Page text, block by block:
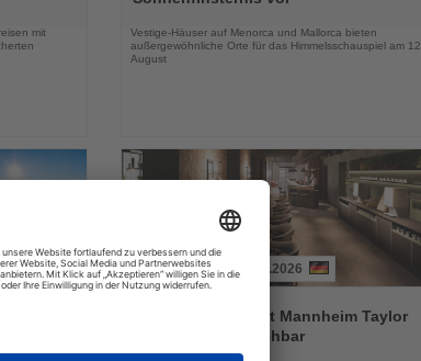
mit
Vestige-Häuser auf Menorca und Mallorca bieten
außergewöhnliche Orte für das Himmelsschauspiel am 12.
August
Lesen
Nachrichten
03.08.2026
Essential by Dorint Mannheim Taylor
Park ab sofort buchbar